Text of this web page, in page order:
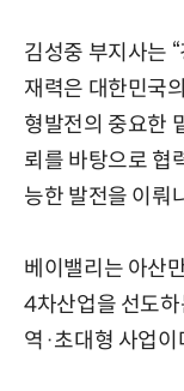
김성중 부지사는
재력은 대한민국
형발전의 중요한
뢰를 바탕으로 협
능한 발전을 이뤄
베이밸리는 아산
4차산업을 선도
역·초대형 사업이